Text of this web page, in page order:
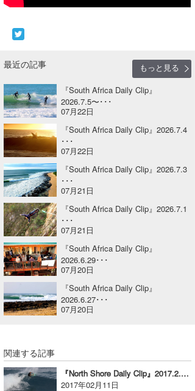
最近の記事
もっと見る
『South Africa Daily Clip』
2026.7.5〜･･･
07月22日
『South Africa Daily Clip』2026.7.4
･･･
07月22日
『South Africa Daily Clip』2026.7.3
･･･
07月21日
『South Africa Daily Clip』2026.7.1
･･･
07月21日
『South Africa Daily Clip』
2026.6.29･･･
07月20日
『South Africa Daily Clip』
2026.6.27･･･
07月20日
関連する記事
『North Shore Daily Clip』2017.2.10 @ Rocky vol.1
2017年02月11日
Core Surf Japan
mitsuteru Kamio
Yasunari Inoue
Yoshiyuki Obata
arukasvision
DELTA FORCE SURF
CBA Films
熊谷素子
SURFMEDIA
Colors MAGAZINE
WAVAL
波伝説アンバサダー/プロライダー
福島寿実子
中浦“JET”章
嵯峨明日香
進士剛光
田原啓江
植村未来
NOBUFUKU
大野”MAR”修聖
波伝説スタッフ
☆加藤
+☆maki☆+
Aichan
chan-U
ECE
G◎Da
H
KOBU
MIN
波伝説